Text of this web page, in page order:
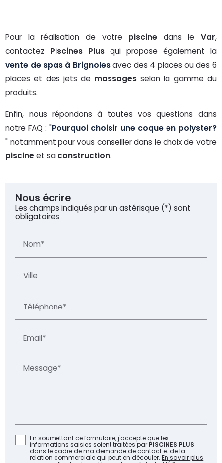
Pour la réalisation de votre piscine dans le Var,
contactez Piscines Plus qui propose également la
vente de spas à Brignolesavec des 4 places ou des 6
places et des jets de massages selon la gamme du
produits.
Enfin, nous répondons à toutes vos questions dans
notre FAQ : "Pourquoi choisir une coque en polyster?
" notamment pour vous conseiller dans le choix de votre
piscineet sa construction.
Nous écrire
Les champs indiqués par un astérisque (*) sont
obligatoires
Nom*
Ville
Téléphone*
Email*
Message*
En soumettant ce formulaire, j'accepte que les
informations saisies soient traitées par PISCINES PLUS
dans le cadre de ma demande de contact et de la
relation commerciale qui peut en découler.En savoir plus